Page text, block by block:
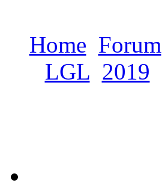
Home Forum
LGL 2019